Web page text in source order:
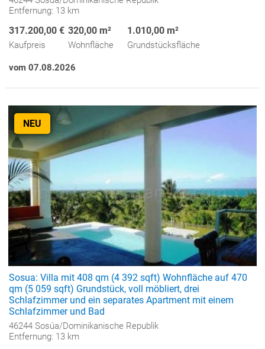
Entfernung: 13 km
317.200,00 €
Kaufpreis
320,00 m²
Wohnfläche
1.010,00 m²
Grundstücksfläche
vom 07.08.2026
NEU
Sosua: Villa mit 408 qm (4 392 sqft) Wohnfläche auf 470
qm (5 059 sqft) Grundstück, voll möbliert, drei
Schlafzimmer und ein separates Apartment mit einem
Schlafzimmer und Bad
46244 Sosúa/Dominikanische Republik
Entfernung: 13 km